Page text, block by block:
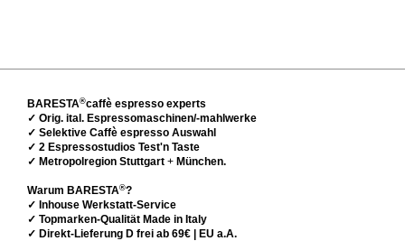
BARESTA®caffè espresso experts
✓ Orig. ital. Espressomaschinen/-mahlwerke
✓ Selektive Caffè espresso Auswahl
✓ 2 Espressostudios Test'n Taste
✓ Metropolregion Stuttgart + München.
Warum BARESTA®?
✓ Inhouse Werkstatt-Service
✓ Topmarken-Qualität Made in Italy
✓ Direkt-Lieferung D frei ab 69€ | EU a.A.